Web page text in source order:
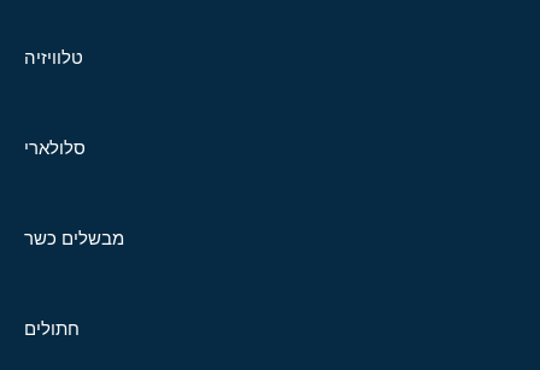
טלוויזיה
סלולארי
מבשלים כשר
חתולים